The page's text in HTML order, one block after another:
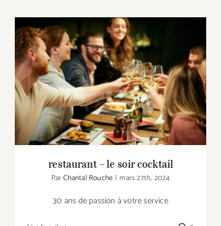
restaurant – le soir cocktail
restaurant – le soir cocktail
ParChantal Rouche | mars 27th, 2024
30 ans de passion à votre service